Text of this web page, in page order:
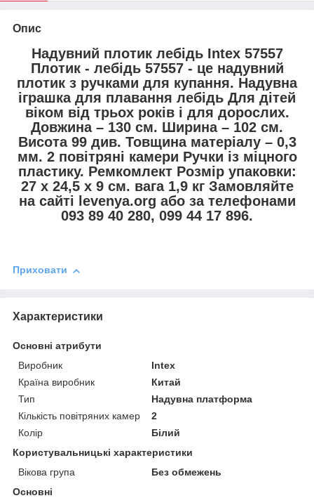
Опис
Надувний плотик лебідь Intex 57557
Плотик - лебідь 57557 - це надувний
плотик з ручками для купання. Надувна
іграшка для плавання лебідь Для дітей
віком від трьох років і для дорослих.
Довжина – 130 см. Ширина – 102 см.
Висота 99 див. Товщина матеріалу – 0,3
мм. 2 повітряні камери Ручки із міцного
пластику. Ремкомлект Розмір упаковки:
27 х 24,5 х 9 см. вага 1,9 кг Замовляйте
на сайті levenya.org або за телефонами
093 89 40 280, 099 44 17 896.
Приховати
Характеристики
Основні атрибути
Виробник
Intex
Країна виробник
Китай
Тип
Надувна платформа
Кількість повітряних камер
2
Колір
Білий
Користувальницькі характеристики
Вікова група
Без обмежень
Основні